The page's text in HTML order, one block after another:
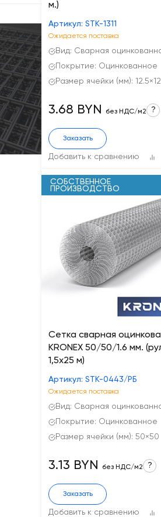
м.)
Артикул: STK-1311
Ожидается поставка
Вид: Сварная
Покрытие: Оцинкованное
Размер ячейки (мм):
Добавить к сравнению
3.68 BYN без НДС/м2 ?
Заказать
СОБСТВЕННОЕ
ПРОИЗВОДСТВО
Сетка сварная
KRONEX 50/50/1.6 мм.
1,5х25 м)
Артикул: STK-0443/РБ
Ожидается поставка
Вид: Сварная
Покрытие: Оцинкованное
Размер ячейки (мм): 50×50
Добавить к сравнению
3.13 BYN без НДС/м2 ?
Заказать